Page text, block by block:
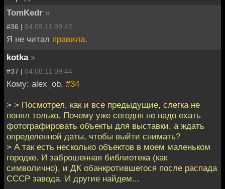
TomKedr »
#36 | 04.08.11 09:42
Я не читал правила.
kotka »
#37 | 04.08.11 09:44
Кому: alex_ob, #34
> > Посмотрел, как и все предыдущие, слегка не
понял только. Почему уже сегодня не надо ехать
фотографировать объекты для выставки, а ждать
определенной даты, чтобы выйти снимать?
> А так есть несколько объектов в моем маленьком
городке. И заброшенная библиотека (как
символично), и ДК обанкротившегося после распада
СССР завода. И другие найдем...